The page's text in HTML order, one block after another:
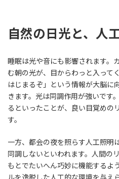
自然の日光と、人
睡眠は光や音にも影響されます。
む朝の光が、目からわっと入って
はじまるぞ」という情報が大脳に
きます。光は同調作用が強いです
るといったことが、良い目覚めの
す。
一方、都会の夜を照らす人工照明
同調しないといわれます。人間の
もとでたいへん巧妙に機能するよ
ルを逸脱した人工的な環境を与え